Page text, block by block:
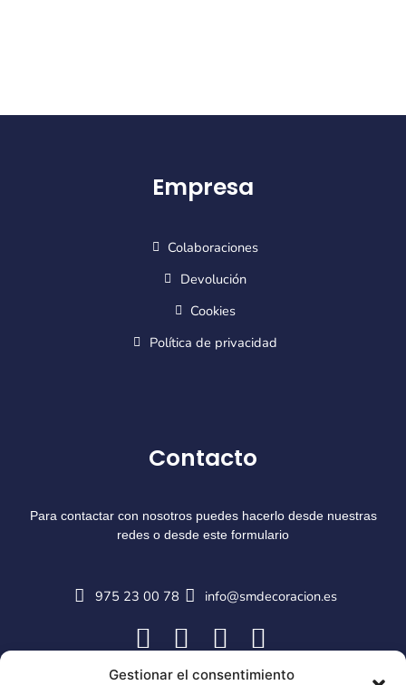
Gestionar el consentimiento
Empresa
Colaboraciones
Devolución
Cookies
Política de privacidad
Contacto
Para contactar con nosotros puedes hacerlo desde nuestras
redes o desde este formulario
975 23 00 78 info@smdecoracion.es